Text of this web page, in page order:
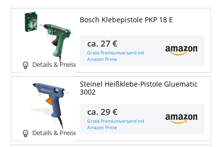
Details & Preise
Bosch Klebepistole PKP 18 E
ca.27 €
Gratis Premiumversand mit
Amazon Prime
Details & Preise
Steinel Heißklebe-Pistole Gluematic
3002
ca.29 €
Gratis Premiumversand mit
Amazon Prime